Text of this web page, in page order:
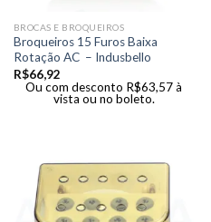
BROCAS E BROQUEIROS
Broqueiros 15 Furos Baixa
Rotação AC – Indusbello
R$66,92
Ou com desconto R$63,57à
vista ou no boleto.